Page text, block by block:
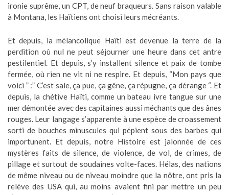
ironie suprême, un CPT, de neuf braqueurs. Sans raison valable
à Montana, les Haïtiens ont choisi leurs mécréants.
Et depuis, la mélancolique Haïti est devenue la terre de la
perdition où nul ne peut séjourner une heure dans cet antre
pestilentiel. Et depuis, s’y installent silence et paix de tombe
fermée, où rien ne vit ni ne respire. Et depuis, “Mon pays que
voici ” :” C’est sale, ça pue, ça gêne, ça répugne, ça dérange “. Et
depuis, la chétive Haïti, comme un bateau ivre tangue sur une
mer démontée avec des capitaines aussi méchants que des ânes
rouges. Leur langage s’apparente à une espèce de croassement
sorti de bouches minuscules qui pépient sous des barbes qui
importunent. Et depuis, notre Histoire est jalonnée de ces
mystères faits de silence, de violence, de vol, de crimes, de
pillage et surtout de soudaines volte-faces. Hélas, des nations
de même niveau ou de niveau moindre que la nôtre, ont pris la
relève des USA qui, au moins avaient fini par mettre un peu